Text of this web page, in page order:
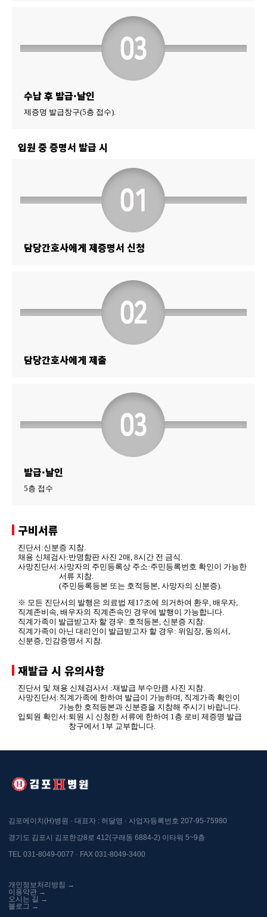
수납 후 발급·날인
제증명 발급창구(5층 접수).
입원 중 증명서 발급 시
담당간호사에게 제증명서 신청
담당간호사에게 제출
발급·날인
5층 접수
구비서류
진단서:신분증 지참.
채용 신체검사:반명함판 사진 2매, 8시간 전 금식.
사망진단서:사망자의 주민등록상 주소·주민등록번호 확인이 가능한
서류 지참.
(주민등록등본 또는 호적등본, 사망자의 신분증).
※ 모든 진단서의 발행은 의료법 제17조에 의거하여 환우, 배우자,
직계존비속, 배우자의 직계존속인 경우에 발행이 가능합니다.
직계가족이 발급받고자 할 경우: 호적등본, 신분증 지참.
직계가족이 아닌 대리인이 발급받고자 할 경우: 위임장, 동의서,
신분증, 인감증명서 지참.
재발급 시 유의사항
진단서 및 채용 신체검사서 :재발급 부수만큼 사진 지참.
사망진단서:직계가족에 한하여 발급이 가능하며, 직계가족 확인이
가능한 호적등본과 신분증을 지참해 주시기 바랍니다.
입퇴원 확인서:퇴원 시 신청한 서류에 한하여 1층 로비 제증명 발급
창구에서 1부 교부합니다.
김포에이치(H)병원 · 대표자 : 허달영 · 사업자등록번호 207-95-75980
경기도 김포시 김포한강8로 412(구래동 6884-2) 이타워 5~9층
TEL 031-8049-0077 · FAX 031-8049-3400
개인정보처리방침 →
이용약관 →
오시는 길 →
블로그 →